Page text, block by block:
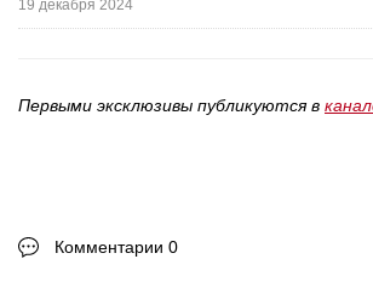
19 декабря 2024
Первыми эксклюзивы публикуются в
Комментарии 0